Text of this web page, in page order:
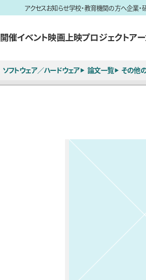
アクセスお知らせ学校・教育機関の方へ企業・
開催イベント映画上映プロジェクトア
ソフトウェア／ハードウェア 論文一覧 その他